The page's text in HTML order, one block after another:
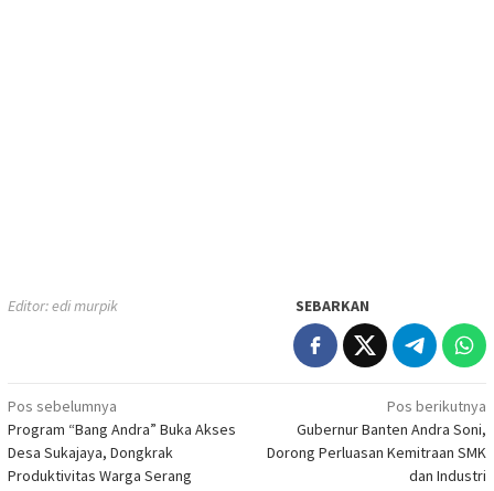
Editor: edi murpik SEBARKAN
Navigasi
pos
Pos sebelumnya
Program “Bang Andra” Buka Akses
Desa Sukajaya, Dongkrak
Produktivitas Warga Serang
Pos berikutnya
Gubernur Banten Andra Soni,
Dorong Perluasan Kemitraan SMK
dan Industri